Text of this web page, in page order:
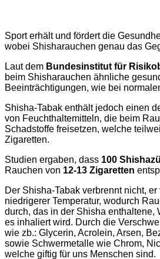
Sport erhält und fördert die
wobei Shisharauchen genau das
Laut dem Bundesinstitut für
beim Shisharauchen ähnliche
Beeinträchtigungen, wie bei
Shisha-Tabak enthält jedoch einen
von Feuchthaltemitteln, die beim
Schadstoffe freisetzen, welche
Zigaretten.
Studien ergaben, dass 100
Rauchen von 12-13 Zigaretten
Der Shisha-Tabak verbrennt nicht,
niedrigerer Temperatur, wodurch
durch, das in der Shisha enthaltene,
es inhaliert wird. Durch die
wie zb.: Glycerin, Acrolein, Arsen,
sowie Schwermetalle wie Chrom,
welche giftig für uns Menschen sind.